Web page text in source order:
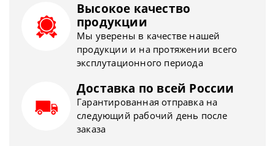
Высокое качество
продукции
Мы уверены в качестве нашей
продукции и на протяжении всего
эксплутационного периода
Доставка по всей России
Гарантированная отправка на
следующий рабочий день после
заказа